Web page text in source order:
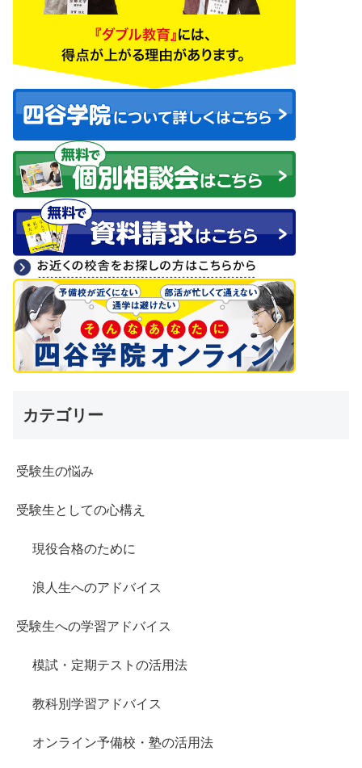
カテゴリー
受験生の悩み
受験生としての心構え
現役合格のために
浪人生へのアドバイス
受験生への学習アドバイス
模試・定期テストの活用法
教科別学習アドバイス
オンライン予備校・塾の活用法